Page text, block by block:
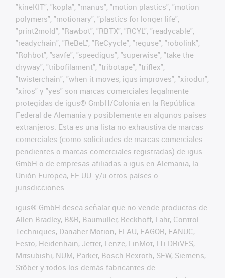
"kineKIT", "kopla", "manus", "motion plastics", "motion
polymers", "motionary", "plastics for longer life",
"print2mold", "Rawbot", "RBTX", "RCYL", "readycable",
"readychain", "ReBeL", "ReCyycle", "reguse", "robolink",
"Rohbot", "savfe", "speedigus", "superwise", "take the
dryway", "tribofilament", "tribotape", "triflex",
"twisterchain", "when it moves, igus improves", "xirodur",
"xiros" y "yes" son marcas comerciales legalmente
protegidas de igus® GmbH/Colonia en la República
Federal de Alemania y posiblemente en algunos países
extranjeros. Esta es una lista no exhaustiva de marcas
comerciales (como solicitudes de marcas comerciales
pendientes o marcas comerciales registradas) de igus
GmbH o de empresas afiliadas a igus en Alemania, la
Unión Europea, EE.UU. y/u otros países o
jurisdicciones.
igus® GmbH desea señalar que no vende productos de
Allen Bradley, B&R, Baumüller, Beckhoff, Lahr, Control
Techniques, Danaher Motion, ELAU, FAGOR, FANUC,
Festo, Heidenhain, Jetter, Lenze, LinMot, LTi DRiVES,
Mitsubishi, NUM, Parker, Bosch Rexroth, SEW, Siemens,
Stöber y todos los demás fabricantes de